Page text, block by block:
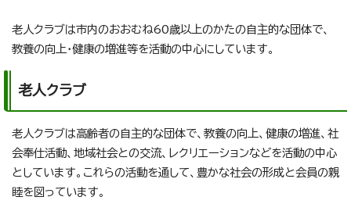
老人クラブは市内のおおむね60歳以上のかたの自主的な団体で、
教養の向上・健康の増進等を活動の中心にしています。
老人クラブ
老人クラブは高齢者の自主的な団体で、教養の向上、健康の増進、社
会奉仕活動、地域社会との交流、レクリエーションなどを活動の中心
としています。これらの活動を通して、豊かな社会の形成と会員の親
睦を図っています。